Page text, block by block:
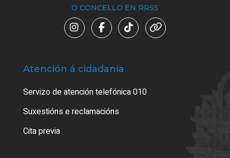
O CONCELLO EN RRSS
Atención á cidadanía
Servizo de atención telefónica 010
Suxestións e reclamacións
Cita previa